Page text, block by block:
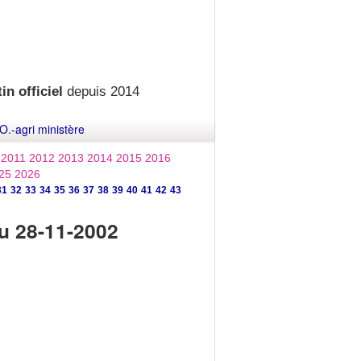
officiel depuis 2014
agri ministère
2011 2012 2013 2014 2015 2016
2026
32 33 34 35 36 37 38 39 40 41 42 43
28-11-2002